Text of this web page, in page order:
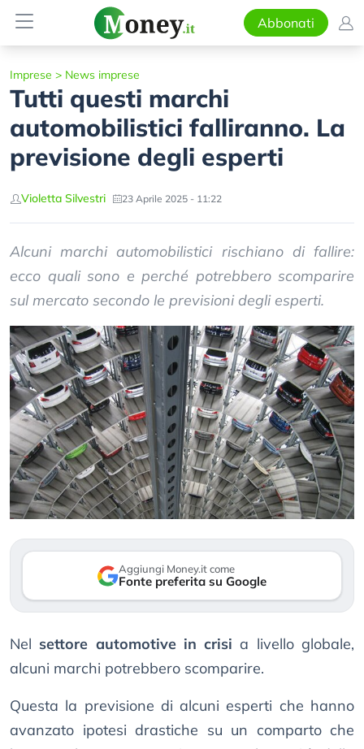
Abbonati
Imprese > News imprese
Tutti questi marchi
automobilistici falliranno. La
previsione degli esperti
Violetta Silvestri 23 Aprile 2025 - 11:22
Alcuni marchi automobilistici rischiano di fallire:
ecco quali sono e perché potrebbero scomparire
sul mercato secondo le previsioni degli esperti.
Aggiungi Money.it come
Fonte preferita su Google
Nel settore automotive in crisi a livello globale,
alcuni marchi potrebbero scomparire.
Questa la previsione di alcuni esperti che hanno
avanzato ipotesi drastiche su un comparto che